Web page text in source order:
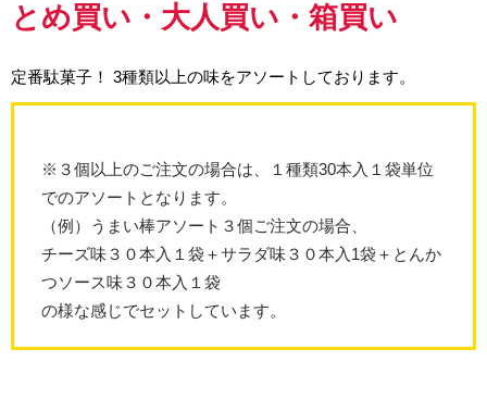
とめ買い・大人買い・箱買い
定番駄菓子！ 3種類以上の味をアソートしております。
※３個以上のご注文の場合は、１種類30本入１袋単位
でのアソートとなります。
（例）うまい棒アソート３個ご注文の場合、
チーズ味３０本入１袋＋サラダ味３０本入1袋＋とんか
つソース味３０本入１袋
の様な感じでセットしています。